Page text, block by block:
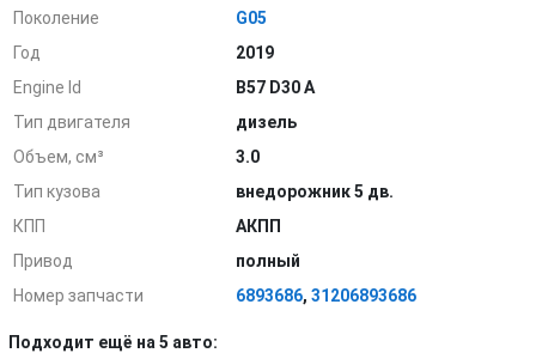
Поколение
G05
Год
2019
Engine Id
B57 D30 A
Тип двигателя
дизель
Объем, см³
3.0
Тип кузова
внедорожник 5 дв.
КПП
АКПП
Привод
полный
Номер запчасти
6893686,31206893686
Подходит ещё на 5 авто: